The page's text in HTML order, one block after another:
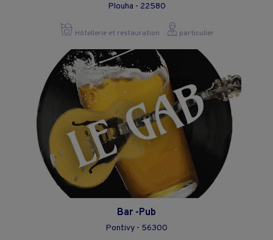
Plouha - 22580
Hôtellerie et restauration particulier
Bar -Pub
Pontivy - 56300